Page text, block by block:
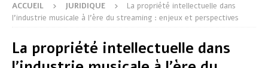
ACCUEIL JURIDIQUE
La propriété intellectuelle dans
l’industrie musicale à l’ère du streaming : enjeux et perspectives
La propriété intellectuelle dans